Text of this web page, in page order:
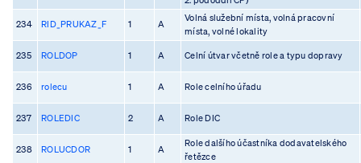
234 RID_PRUKAZ_F 1 A
Volná služební místa, volná pracovní
místa, volné lokality
235 ROLDOP 1 A Celní útvar včetně role a typu dopravy
236 rolecu 1 A Role celního úřadu
237 ROLEDIC 2 A Role DIC
238 ROLUCDOR 1 A
Role dalšího účastníka dodavatelského
řetězce